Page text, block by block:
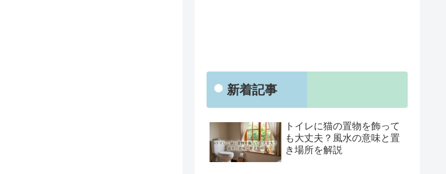
新着記事
トイレに猫の置物を飾って
も大丈夫？風水の意味と置
き場所を解説